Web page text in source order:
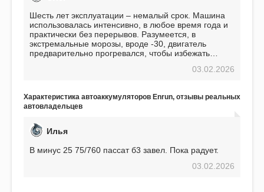
Шесть лет эксплуатации – немалый срок. Машина
использовалась интенсивно, в любое время года и
практически без перерывов. Разумеется, в
экстремальные морозы, вроде -30, двигатель
предварительно прогревался, чтобы избежать
использования не было ни единой поломки,
EFB 75. Судя по характеристикам, он даже
превосходит предыдущую модель.
03.02.2026
Характеристика автоаккумуляторов Enrun, отзывы реальных
автовладельцев
Илья
В минус 25 75/760 пассат б3 завел. Пока радует.
03.02.2026